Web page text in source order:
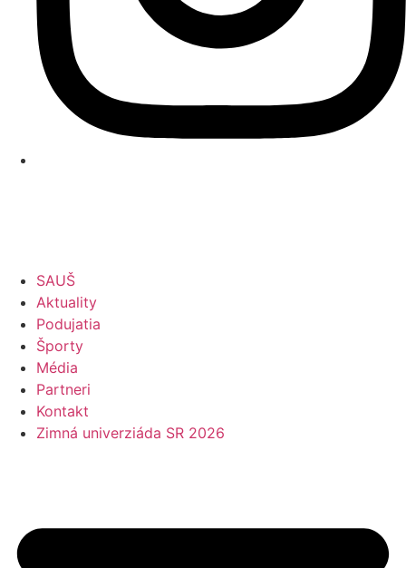
SAUŠ
Aktuality
Podujatia
Športy
Média
Partneri
Kontakt
Zimná univerziáda SR 2026